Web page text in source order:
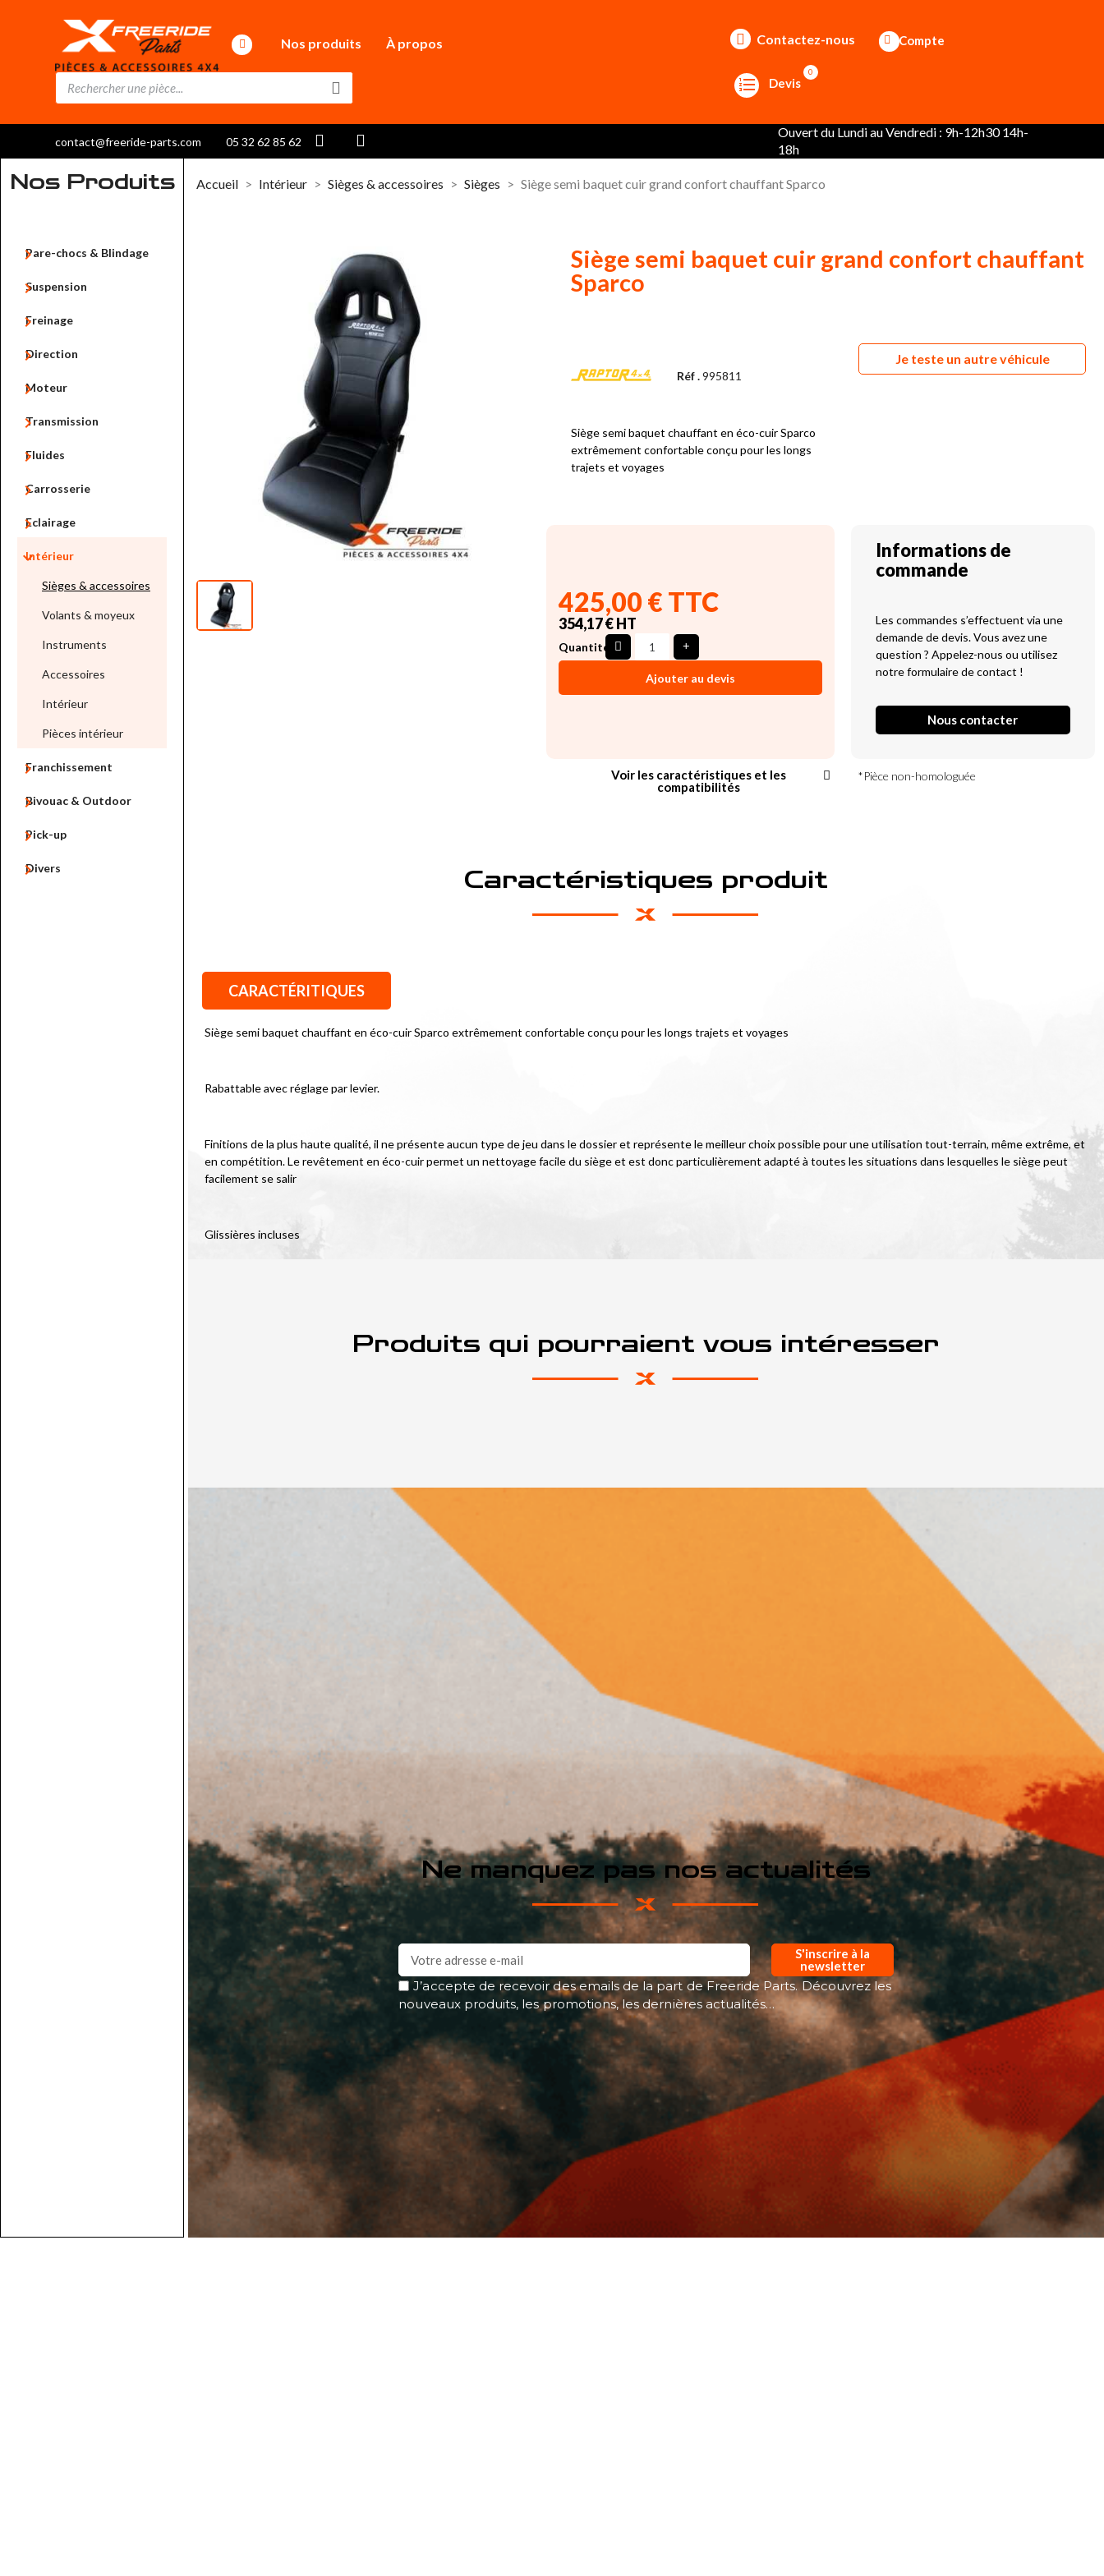
Nos produits À propos Contactez-nous Compte
Devis
0
contact@freeride-parts.com 05 32 62 85 62
Ouvert du Lundi au Vendredi : 9h-12h30 14h-
18h
Accueil Intérieur Sièges & accessoires Sièges Siège semi baquet cuir grand confort chauffant Sparco
Nos Produits
Pare-chocs & Blindage

Suspension

Freinage

Direction

Moteur

Transmission

Fluides

Carrosserie

Eclairage

Intérieur

Sièges & accessoires
Volants & moyeux
Instruments
Accessoires
Intérieur
Pièces intérieur
Franchissement

Bivouac & Outdoor

Pick-up

Divers

Siège semi baquet cuir grand confort chauffant
Sparco
Réf .995811
Siège semi baquet chauffant en éco-cuir Sparco
extrêmement confortable conçu pour les longs
trajets et voyages
Je teste un autre véhicule
425,00 € TTC
354,17 € HT
Quantité
Ajouter au devis
Informations de
commande
Les commandes s’effectuent via une
demande de devis. Vous avez une
question ? Appelez-nous ou utilisez
notre formulaire de contact !
Nous contacter
Voir les caractéristiques et les
compatibilités
*Pièce non-homologuée
Caractéristiques produit
CARACTÉRITIQUES
Siège semi baquet chauffant en éco-cuir Sparco extrêmement confortable conçu pour les longs trajets et voyages
Rabattable avec réglage par levier.
Finitions de la plus haute qualité, il ne présente aucun type de jeu dans le dossier et représente le meilleur choix possible pour une utilisation tout-terrain, même extrême, et
en compétition. Le revêtement en éco-cuir permet un nettoyage facile du siège et est donc particulièrement adapté à toutes les situations dans lesquelles le siège peut
facilement se salir
Glissières incluses
Produits qui pourraient vous intéresser
Ne manquez pas nos actualités
S'inscrire à la
newsletter
J’accepte de recevoir des emails de la part de Freeride Parts. Découvrez les
nouveaux produits, les promotions, les dernières actualités…